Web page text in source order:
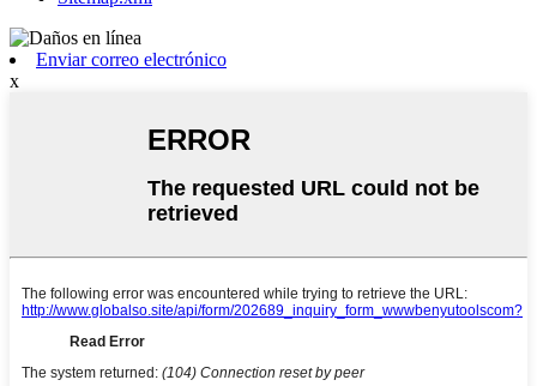
Enviar correo electrónico
x